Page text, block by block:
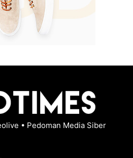
• Pedoman Media Siber